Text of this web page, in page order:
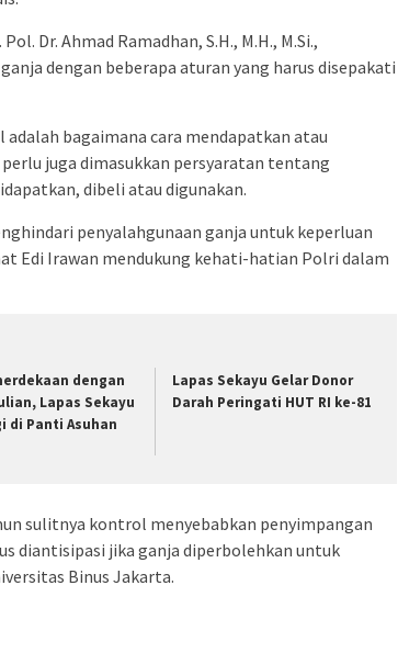
Dr. Ahmad Ramadhan, S.H., M.H., M.Si.,
dengan beberapa aturan yang harus disepakati
bagaimana cara mendapatkan atau
juga dimasukkan persyaratan tentang
dibeli atau digunakan.
penyalahgunaan ganja untuk keperluan
Edi Irawan mendukung kehati-hatian Polri dalam
dengan
Lapas Sekayu
di Panti Asuhan
Lapas Sekayu Gelar Donor
Darah Peringati HUT RI ke-81
sulitnya kontrol menyebabkan penyimpangan
diantisipasi jika ganja diperbolehkan untuk
Binus Jakarta.